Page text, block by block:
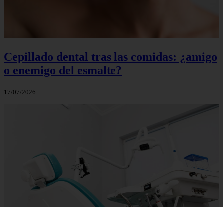
Cepillado dental tras las comidas: ¿amigo
o enemigo del esmalte?
17/07/2026